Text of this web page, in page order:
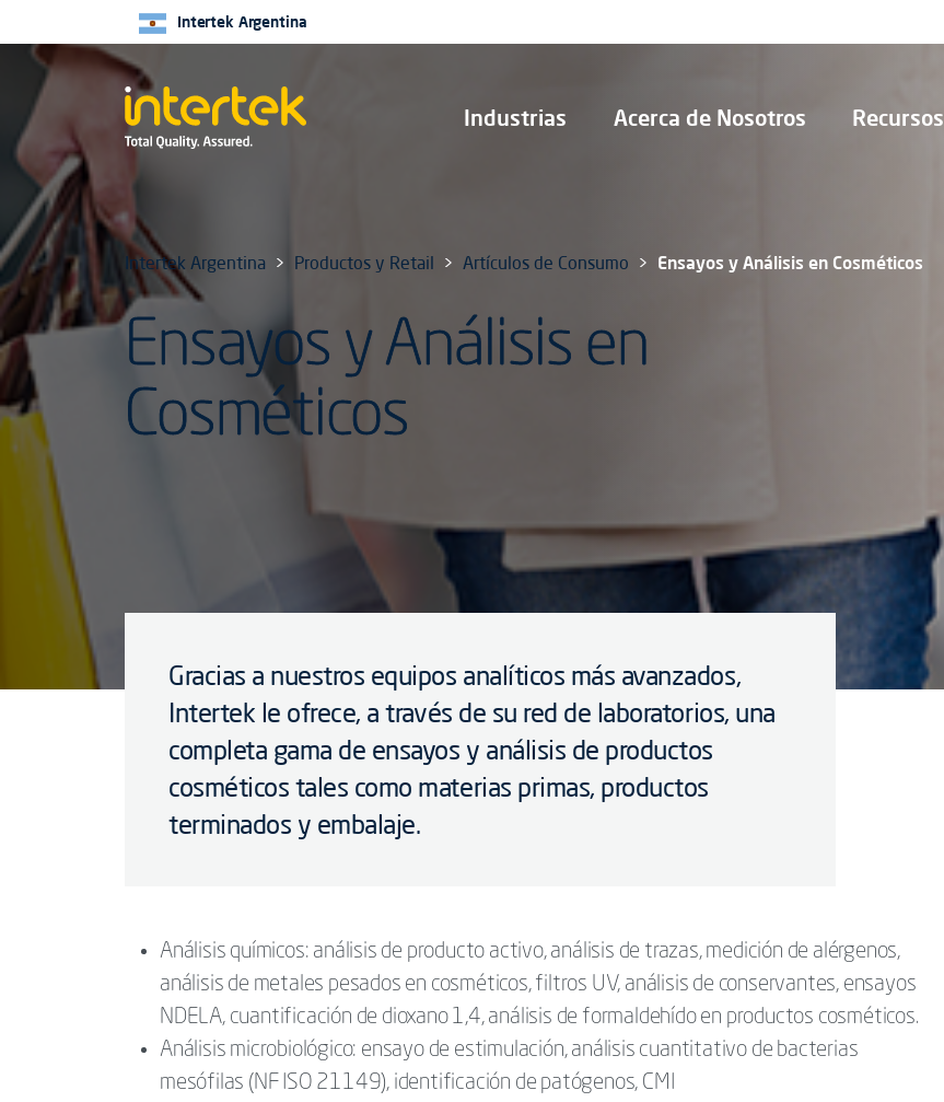
Industrias Acerca de Nosotros Recursos
Intertek Argentina
Intertek Argentina Productos y Retail Artículos de Consumo Ensayos y Análisis en Cosméticos
Ensayos y Análisis en
Cosméticos
Gracias a nuestros equipos analíticos más avanzados,
Intertek le ofrece, a través de su red de laboratorios, una
completa gama de ensayos y análisis de productos
cosméticos tales como materias primas, productos
terminados y embalaje.
Análisis químicos: análisis de producto activo, análisis de trazas, medición de alérgenos,
análisis de metales pesados en cosméticos, filtros UV, análisis de conservantes, ensayos
NDELA, cuantificación de dioxano 1,4, análisis de formaldehído en productos cosméticos.
Análisis microbiológico: ensayo de estimulación, análisis cuantitativo de bacterias
mesófilas (NF ISO 21149), identificación de patógenos, CMI